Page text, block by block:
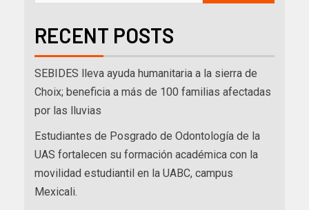
RECENT POSTS
SEBIDES lleva ayuda humanitaria a la sierra de
Choix; beneficia a más de 100 familias afectadas
por las lluvias
Estudiantes de Posgrado de Odontología de la
UAS fortalecen su formación académica con la
movilidad estudiantil en la UABC, campus
Mexicali.